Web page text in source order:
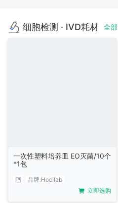
细胞检测 · IVD耗材 全部
一次性塑料培养皿 EO灭菌/10个
*1包
品牌:Hocilab
立即选购